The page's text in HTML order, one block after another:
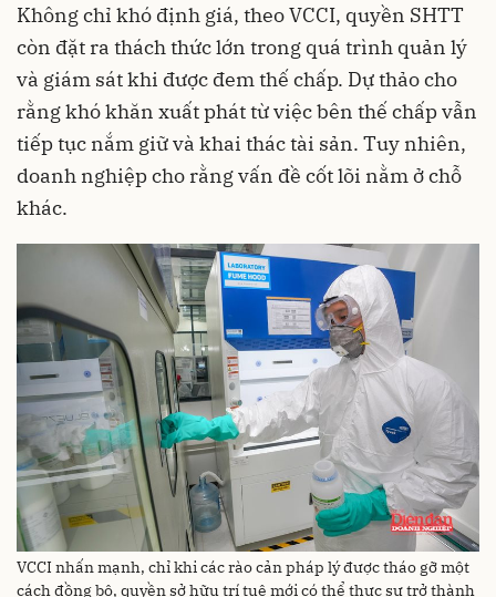
Không chỉ khó định giá, theo VCCI, quyền SHTT
còn đặt ra thách thức lớn trong quá trình quản lý
và giám sát khi được đem thế chấp. Dự thảo cho
rằng khó khăn xuất phát từ việc bên thế chấp vẫn
tiếp tục nắm giữ và khai thác tài sản. Tuy nhiên,
doanh nghiệp cho rằng vấn đề cốt lõi nằm ở chỗ
khác.
VCCI nhấn mạnh, chỉ khi các rào cản pháp lý được tháo gỡ một
cách đồng bộ, quyền sở hữu trí tuệ mới có thể thực sự trở thành